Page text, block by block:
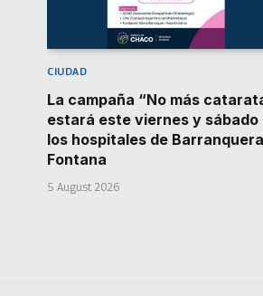
CIUDAD
La campaña “No más
estará este viernes y sábado
los hospitales de
Fontana
5 August 2026